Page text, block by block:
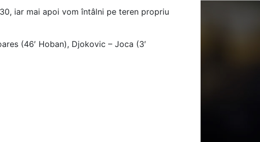
iar mai apoi vom întâlni pe teren propriu
(46′ Hoban), Djokovic – Joca (3′